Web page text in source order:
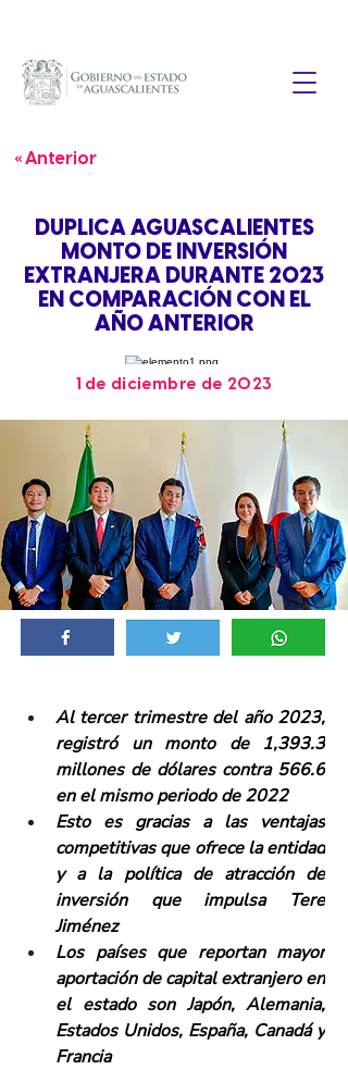
« Anterior
DUPLICA AGUASCALIENTES
MONTO DE INVERSIÓN
EXTRANJERA DURANTE 2023
EN COMPARACIÓN CON EL
AÑO ANTERIOR
1 de diciembre de 2023
Al tercer trimestre del año 2023,
registró un monto de 1,393.3
millones de dólares contra 566.6
en el mismo periodo de 2022
Esto es gracias a las ventajas
competitivas que ofrece la entidad
y a la política de atracción de
inversión que impulsa Tere
Jiménez
Los países que reportan mayor
aportación de capital extranjero en
el estado son Japón, Alemania,
Estados Unidos, España, Canadá y
Francia